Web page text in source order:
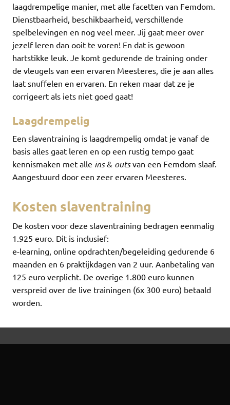
laagdrempelige manier, met alle facetten van Femdom.
Dienstbaarheid, beschikbaarheid, verschillende
spelbelevingen en nog veel meer. Jij gaat meer over
jezelf leren dan ooit te voren! En dat is gewoon
hartstikke leuk. Je komt gedurende de training onder
de vleugels van een ervaren Meesteres, die je aan alles
laat snuffelen en ervaren. En reken maar dat ze je
corrigeert als iets niet goed gaat!
Laagdrempelig
Een slaventraining is laagdrempelig omdat je vanaf de
basis alles gaat leren en op een rustig tempo gaat
kennismaken met alle ins& outsvan een Femdom slaaf.
Aangestuurd door een zeer ervaren Meesteres.
Kosten slaventraining
De kosten voor deze slaventraining bedragen eenmalig
1.925 euro. Dit is inclusief:
e-learning, online opdrachten/begeleiding gedurende 6
maanden en 6 praktijkdagen van 2 uur. Aanbetaling van
125 euro verplicht. De overige 1.800 euro kunnen
verspreid over de live trainingen (6x 300 euro) betaald
worden.